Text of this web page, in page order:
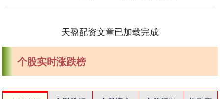
天盈配资文章已加载完成
个股实时涨跌榜